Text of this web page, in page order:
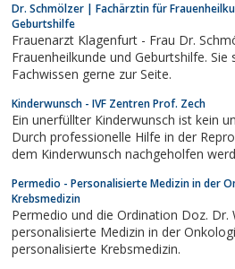
Therapie anzupassen und zu
Dr. Schmölzer | Fachärztin für
Geburtshilfe
Frauenarzt Klagenfurt - Frau Dr.
Frauenheilkunde und Geburtshilfe.
Fachwissen gerne zur Seite.
Kinderwunsch - IVF Zentren Prof. Zech
Ein unerfüllter Kinderwunsch ist kein
Durch professionelle Hilfe in der
dem Kinderwunsch nachgeholfen
Permedio - Personalisierte Medizin in der
Krebsmedizin
Permedio und die Ordination Doz. Dr.
personalisierte Medizin in der Onkologie an,
personalisierte Krebsmedizin.